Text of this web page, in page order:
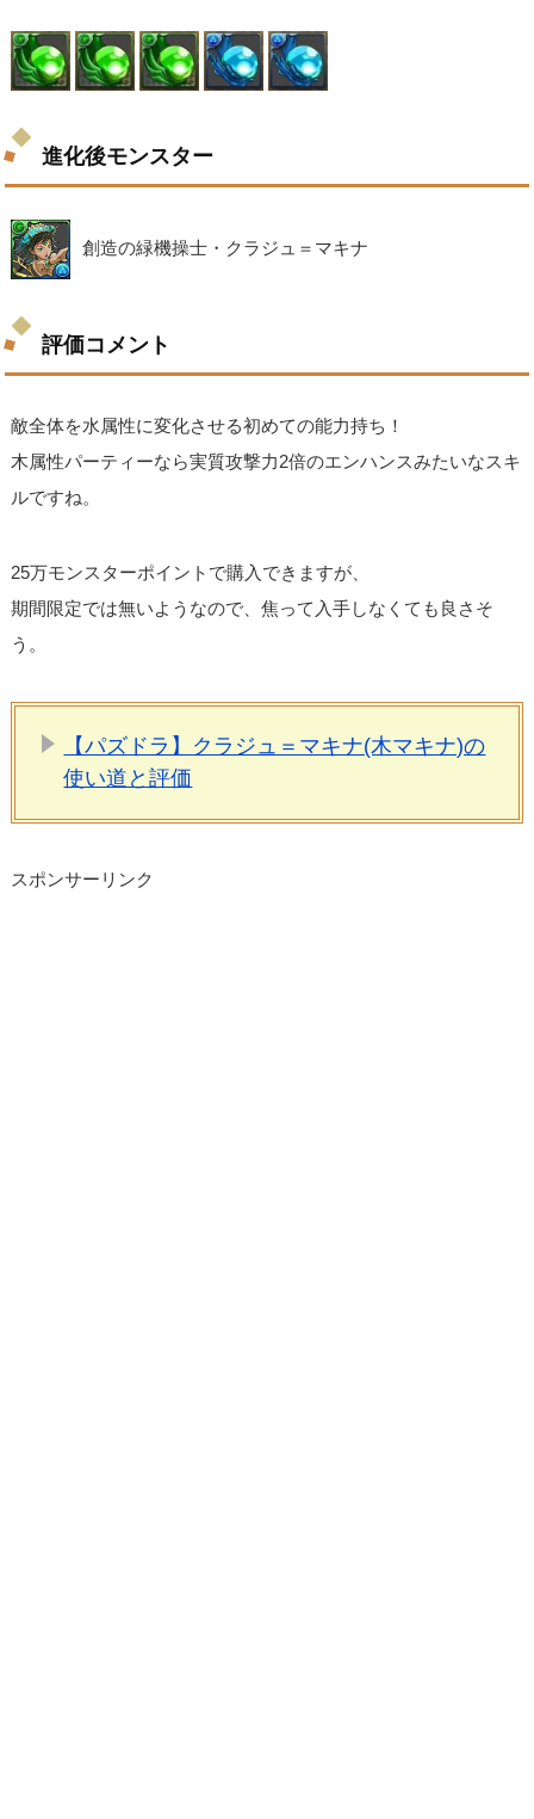
進化後モンスター
創造の緑機操士・クラジュ＝マキナ
評価コメント
敵全体を水属性に変化させる初めての能力持ち！
木属性パーティーなら実質攻撃力2倍のエンハンスみたいなスキ
ルですね。
25万モンスターポイントで購入できますが、
期間限定では無いようなので、焦って入手しなくても良さそ
う。
【パズドラ】クラジュ＝マキナ(木マキナ)の
使い道と評価
スポンサーリンク